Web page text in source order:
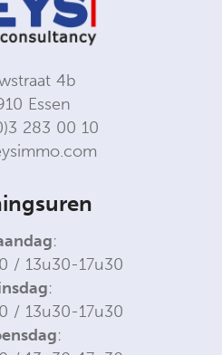
4b
Essen
283 00 10
:
/ 13u30-17u30
:
/ 13u30-17u30
: